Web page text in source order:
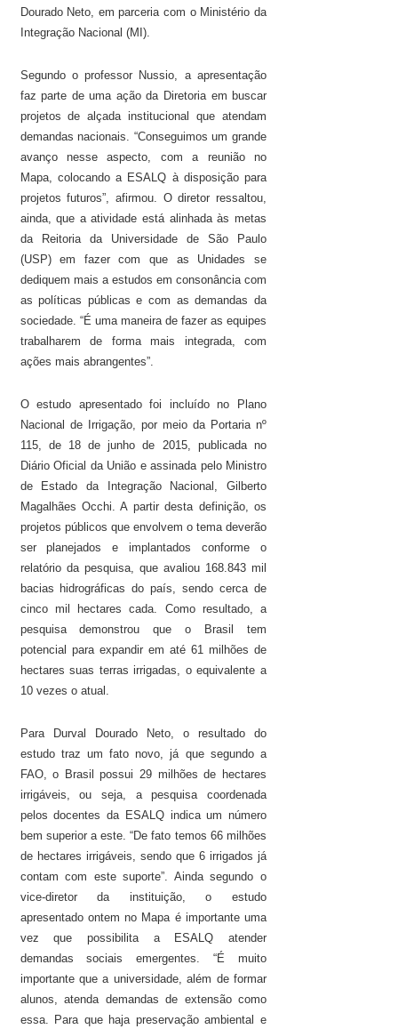
Dourado Neto, em parceria com o Ministério da
Integração Nacional (MI).
Segundo o professor Nussio, a apresentação
faz parte de uma ação da Diretoria em buscar
projetos de alçada institucional que atendam
demandas nacionais. “Conseguimos um grande
avanço nesse aspecto, com a reunião no
Mapa, colocando a ESALQ à disposição para
projetos futuros”, afirmou. O diretor ressaltou,
ainda, que a atividade está alinhada às metas
da Reitoria da Universidade de São Paulo
(USP) em fazer com que as Unidades se
dediquem mais a estudos em consonância com
as políticas públicas e com as demandas da
sociedade. “É uma maneira de fazer as equipes
trabalharem de forma mais integrada, com
ações mais abrangentes”.
O estudo apresentado foi incluído no Plano
Nacional de Irrigação, por meio da Portaria nº
115, de 18 de junho de 2015, publicada no
Diário Oficial da União e assinada pelo Ministro
de Estado da Integração Nacional, Gilberto
Magalhães Occhi. A partir desta definição, os
projetos públicos que envolvem o tema deverão
ser planejados e implantados conforme o
relatório da pesquisa, que avaliou 168.843 mil
bacias hidrográficas do país, sendo cerca de
cinco mil hectares cada. Como resultado, a
pesquisa demonstrou que o Brasil tem
potencial para expandir em até 61 milhões de
hectares suas terras irrigadas, o equivalente a
10 vezes o atual.
Para Durval Dourado Neto, o resultado do
estudo traz um fato novo, já que segundo a
FAO, o Brasil possui 29 milhões de hectares
irrigáveis, ou seja, a pesquisa coordenada
pelos docentes da ESALQ indica um número
bem superior a este. “De fato temos 66 milhões
de hectares irrigáveis, sendo que 6 irrigados já
contam com este suporte”. Ainda segundo o
vice-diretor da instituição, o estudo
apresentado ontem no Mapa é importante uma
vez que possibilita a ESALQ atender
demandas sociais emergentes. “É muito
importante que a universidade, além de formar
alunos, atenda demandas de extensão como
essa. Para que haja preservação ambiental e